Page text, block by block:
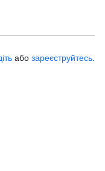
або зареєструйтесь